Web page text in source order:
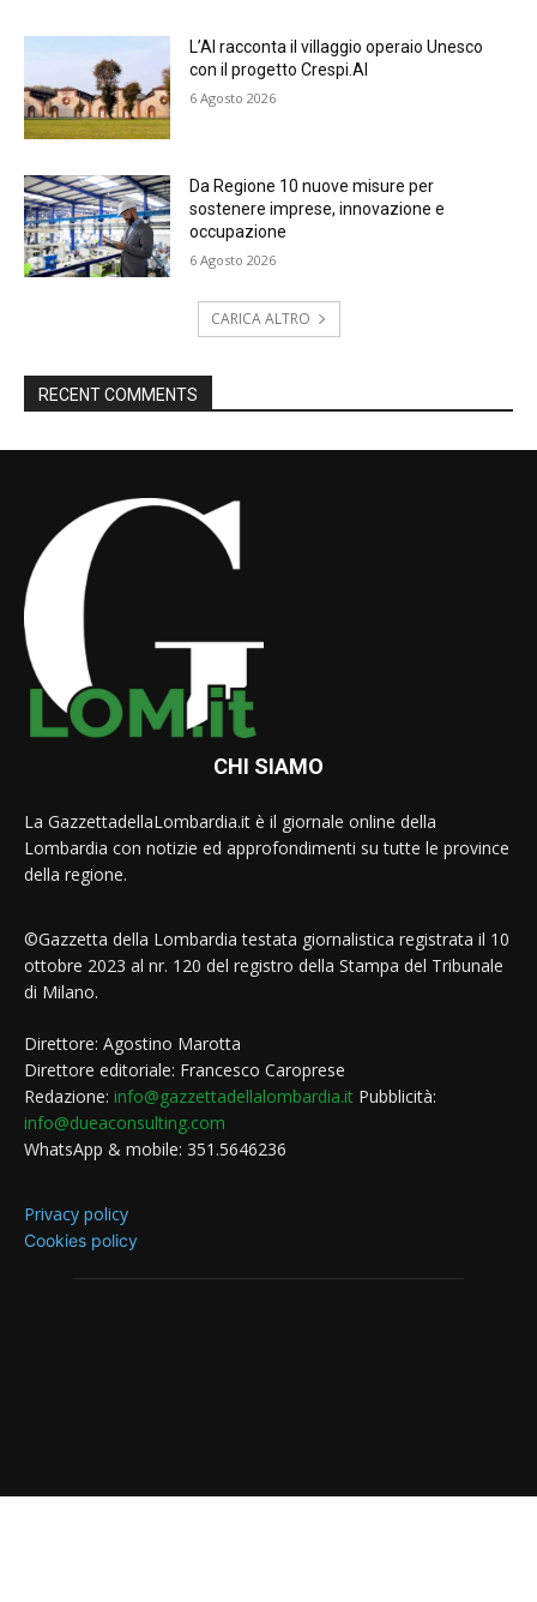
L’AI racconta il villaggio operaio Unesco
con il progetto Crespi.AI
6 Agosto 2026
Da Regione 10 nuove misure per
sostenere imprese, innovazione e
occupazione
6 Agosto 2026
CARICA ALTRO
RECENT COMMENTS
CHI SIAMO
La GazzettadellaLombardia.it è il giornale online della
Lombardia con notizie ed approfondimenti su tutte le province
della regione.
©Gazzetta della Lombardia testata giornalistica registrata il 10
ottobre 2023 al nr. 120 del registro della Stampa del Tribunale
di Milano.
Direttore: Agostino Marotta
Direttore editoriale: Francesco Caroprese
Redazione: info@gazzettadellalombardia.it Pubblicità:
info@dueaconsulting.com
WhatsApp & mobile: 351.5646236
Privacy policy
Cookies policy